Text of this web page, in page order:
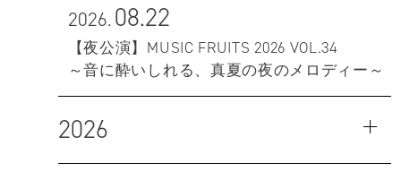
2026.08.22
【夜公演】MUSIC FRUITS 2026 VOL.34
～音に酔いしれる、真夏の夜のメロディー～
2026